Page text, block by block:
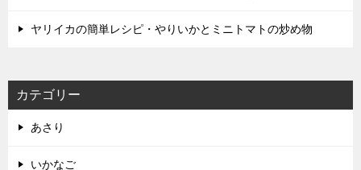
ヤリイカの簡単レシピ・やりいかとミニトマトの炒め物
カテゴリー
あさり
いかなご